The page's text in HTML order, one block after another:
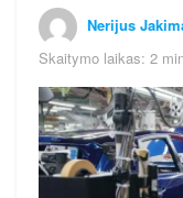
Nerijus
Skaitymo laikas: 2